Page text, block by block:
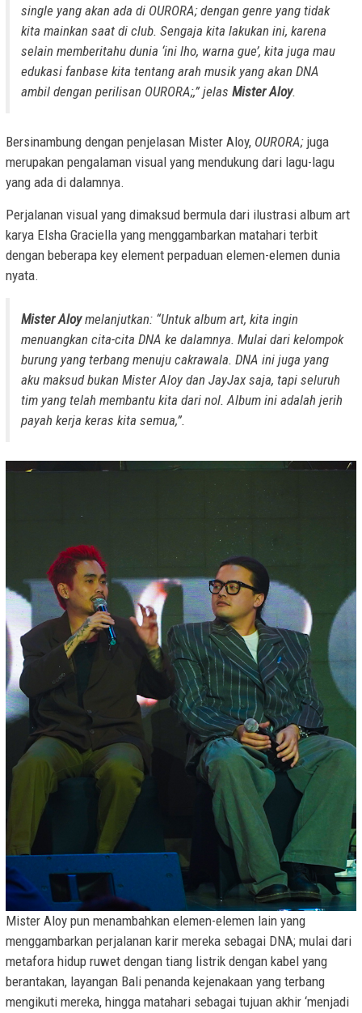
single yang akan ada di OURORA;dengan genre yang tidak
kita mainkan saat di club. Sengaja kita lakukan ini, karena
selain memberitahu dunia ‘ini lho, warna gue’, kita juga mau
edukasi fanbase kita tentang arah musik yang akan DNA
ambil dengan perilisan OURORA;,” jelas Mister Aloy.
Bersinambung dengan penjelasan Mister Aloy, OURORA;juga
merupakan pengalaman visual yang mendukung dari lagu-lagu
yang ada di dalamnya.
Perjalanan visual yang dimaksud bermula dari ilustrasi album art
karya Elsha Graciella yang menggambarkan matahari terbit
dengan beberapa key element perpaduan elemen-elemen dunia
nyata.
Mister Aloymelanjutkan: “Untuk album art, kita ingin
menuangkan cita-cita DNA ke dalamnya. Mulai dari kelompok
burung yang terbang menuju cakrawala. DNA ini juga yang
aku maksud bukan Mister Aloy dan JayJax saja, tapi seluruh
tim yang telah membantu kita dari nol. Album ini adalah jerih
payah kerja keras kita semua,”.
Mister Aloy pun menambahkan elemen-elemen lain yang
menggambarkan perjalanan karir mereka sebagai DNA; mulai dari
metafora hidup ruwet dengan tiang listrik dengan kabel yang
berantakan, layangan Bali penanda kejenakaan yang terbang
mengikuti mereka, hingga matahari sebagai tujuan akhir ‘menjadi